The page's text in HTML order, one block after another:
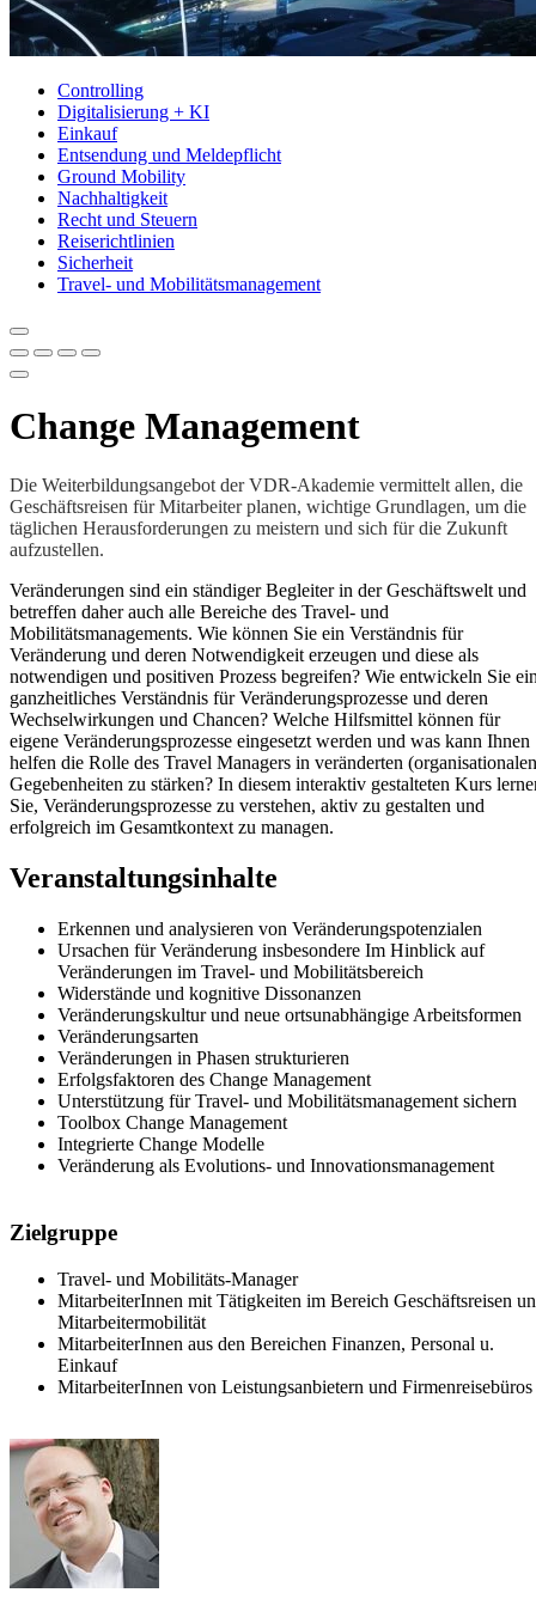
Controlling
Digitalisierung + KI
Einkauf
Entsendung und Meldepflicht
Ground Mobility
Nachhaltigkeit
Recht und Steuern
Reiserichtlinien
Sicherheit
Travel- und Mobilitätsmanagement
Change Management
Die Weiterbildungsangebot der VDR-Akademie vermittelt allen, die
Geschäftsreisen für Mitarbeiter planen, wichtige Grundlagen, um die
täglichen Herausforderungen zu meistern und sich für die Zukunft
aufzustellen.
Veränderungen sind ein ständiger Begleiter in der Geschäftswelt und
betreffen daher auch alle Bereiche des Travel- und
Mobilitätsmanagements. Wie können Sie ein Verständnis für
Veränderung und deren Notwendigkeit erzeugen und diese als
notwendigen und positiven Prozess begreifen? Wie entwickeln Sie
ganzheitliches Verständnis für Veränderungsprozesse und deren
Wechselwirkungen und Chancen? Welche Hilfsmittel können für
eigene Veränderungsprozesse eingesetzt werden und was kann Ihnen
helfen die Rolle des Travel Managers in veränderten
Gegebenheiten zu stärken? In diesem interaktiv gestalteten Kurs
Sie, Veränderungsprozesse zu verstehen, aktiv zu gestalten und
erfolgreich im Gesamtkontext zu managen.
Veranstaltungsinhalte
Erkennen und analysieren von Veränderungspotenzialen
Ursachen für Veränderung insbesondere Im Hinblick auf
Veränderungen im Travel- und Mobilitätsbereich
Widerstände und kognitive Dissonanzen
Veränderungskultur und neue ortsunabhängige Arbeitsformen
Veränderungsarten
Veränderungen in Phasen strukturieren
Erfolgsfaktoren des Change Management
Unterstützung für Travel- und Mobilitätsmanagement sichern
Toolbox Change Management
Integrierte Change Modelle
Veränderung als Evolutions- und Innovationsmanagement
Zielgruppe
Travel- und Mobilitäts-Manager
MitarbeiterInnen mit Tätigkeiten im Bereich Geschäftsreisen
Mitarbeitermobilität
MitarbeiterInnen aus den Bereichen Finanzen, Personal u.
Einkauf
MitarbeiterInnen von Leistungsanbietern und Firmenreisebüros